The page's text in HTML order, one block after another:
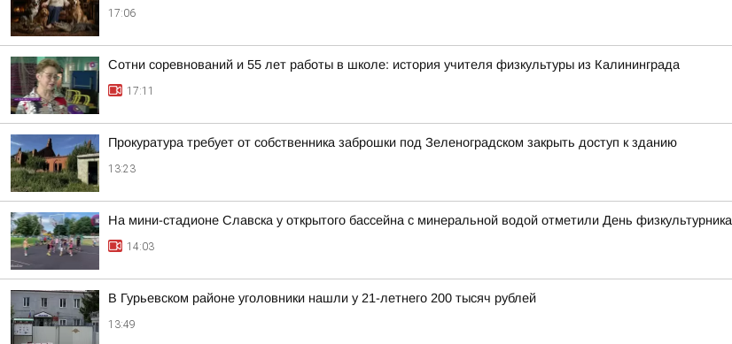
17:06
Сотни соревнований и 55 лет работы в школе: история учителя физкультуры из Калининграда
17:11
Прокуратура требует от собственника заброшки под Зеленоградском закрыть доступ к зданию
13:23
На мини-стадионе Славска у открытого бассейна с минеральной водой отметили День физкультурника
14:03
В Гурьевском районе уголовники нашли у 21-летнего 200 тысяч рублей
13:49